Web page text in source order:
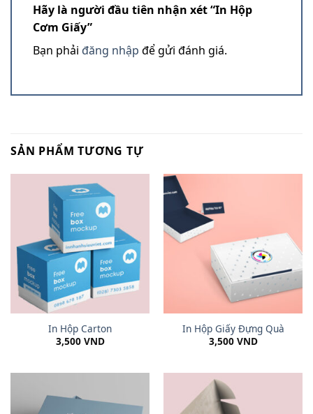
Hãy là người đầu tiên nhận xét “In Hộp
Cơm Giấy”
Bạn phải đăng nhập để gửi đánh giá.
SẢN PHẨM TƯƠNG TỰ
In Hộp Carton
3,500 VND
In Hộp Giấy Đựng Quà
3,500 VND